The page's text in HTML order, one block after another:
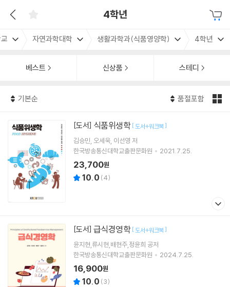
4학년
자연과학대학 생활과학과(식품영양학) 4학년
베스트 신상품 스테디
기본순 품절포함
[도서] 식품위생학 [도서+워크북]
김승민 오세욱 이선영 저
한국방송통신대학교출판문화원
2021.7.25.
23,700원
10.0 (4)
[도서] 급식경영학 [도서+워크북]
윤지현,류시현,배현주,정윤희 공저
한국방송통신대학교출판문화원
2024.7.25.
16,900원
10.0 (3)